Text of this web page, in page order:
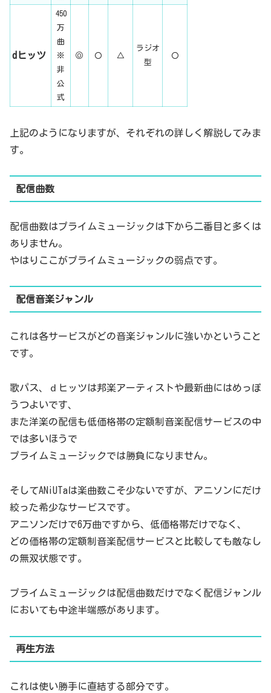
dヒッツ
450
万
曲
※
非
公
式
◎ 〇 △
ラジオ
型
〇
上記のようになりますが、それぞれの詳しく解説してみま
す。
配信曲数
配信曲数はプライムミュージックは下から二番目と多くは
ありません。
やはりここがプライムミュージックの弱点です。
配信音楽ジャンル
これは各サービスがどの音楽ジャンルに強いかということ
です。
歌パス、ｄヒッツは邦楽アーティストや最新曲にはめっぽ
うつよいです、
また洋楽の配信も低価格帯の定額制音楽配信サービスの中
では多いほうで
プライムミュージックでは勝負になりません。
そしてANiUTaは楽曲数こそ少ないですが、アニソンにだけ
絞った希少なサービスです。
アニソンだけで6万曲ですから、低価格帯だけでなく、
どの価格帯の定額制音楽配信サービスと比較しても敵なし
の無双状態です。
プライムミュージックは配信曲数だけでなく配信ジャンル
においても中途半端感があります。
再生方法
これは使い勝手に直結する部分です。